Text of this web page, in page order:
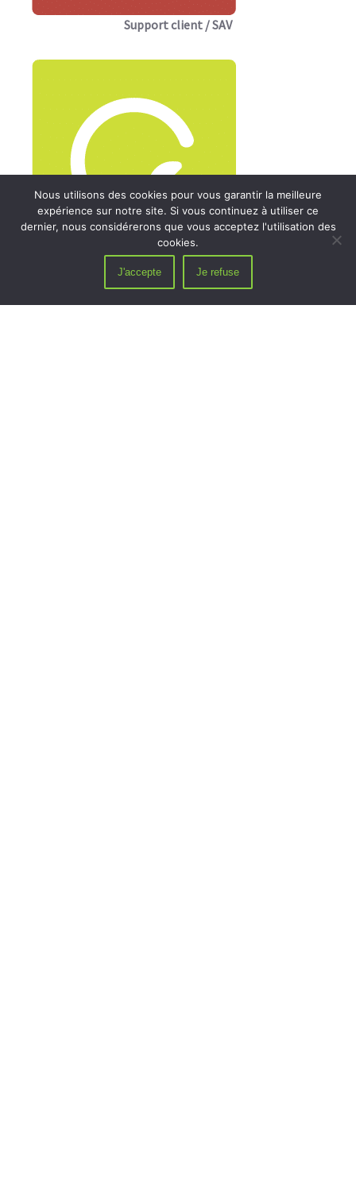
Support client / SAV
GMAO / Maintenance
Nous utilisons des cookies pour vous garantir la meilleure
expérience sur notre site. Si vous continuez à utiliser ce
dernier, nous considérerons que vous acceptez l'utilisation des
cookies.
J'accepte Je refuse